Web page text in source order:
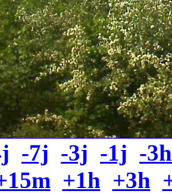
-7j -3j -1j -3h
+1h +3h